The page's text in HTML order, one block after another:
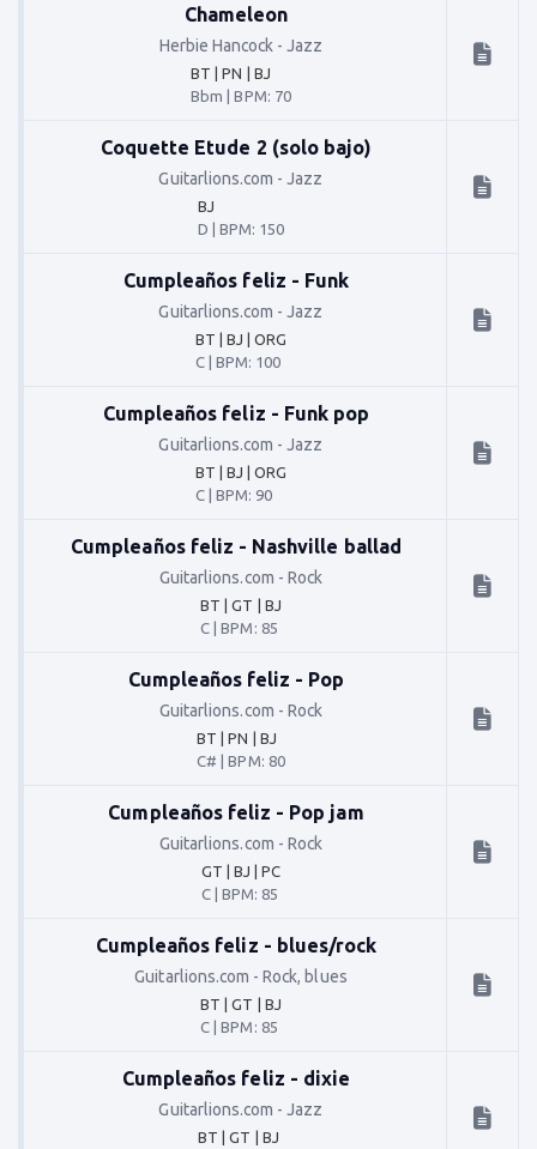
Chameleon
Herbie Hancock -Jazz
BT | PN | BJ
Bbm |BPM: 70
Coquette Etude 2 (solo bajo)
Guitarlions.com -Jazz
BJ
D | BPM: 150
Cumpleaños feliz - Funk
Guitarlions.com -Jazz
BT | BJ | ORG
C| BPM: 100
Cumpleaños feliz - Funk pop
Guitarlions.com -Jazz
BT | BJ | ORG
C| BPM: 90
Cumpleaños feliz - Nashville ballad
Guitarlions.com - Rock
BT | GT | BJ
C |BPM: 85
Cumpleaños feliz - Pop
Guitarlions.com - Rock
BT | PN | BJ
C# |BPM: 80
Cumpleaños feliz - Pop jam
Guitarlions.com - Rock
GT | BJ | PC
C| BPM: 85
Cumpleaños feliz - blues/rock
Guitarlions.com -Rock, blues
BT | GT | BJ
C |BPM: 85
Cumpleaños feliz - dixie
Guitarlions.com -Jazz
BT | GT | BJ